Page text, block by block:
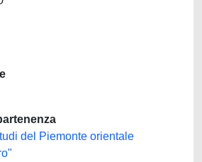
del Piemonte orientale